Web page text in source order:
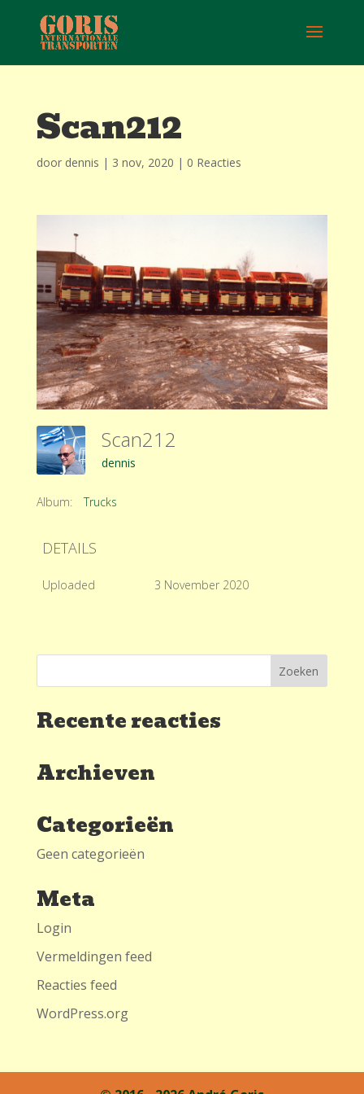
Scan212
door dennis | 3 nov, 2020 | 0 Reacties
Scan212
dennis
Album: Trucks
DETAILS
Uploaded 3 November 2020
Recente reacties
Archieven
Categorieën
Geen categorieën
Meta
Login
Vermeldingen feed
Reacties feed
WordPress.org